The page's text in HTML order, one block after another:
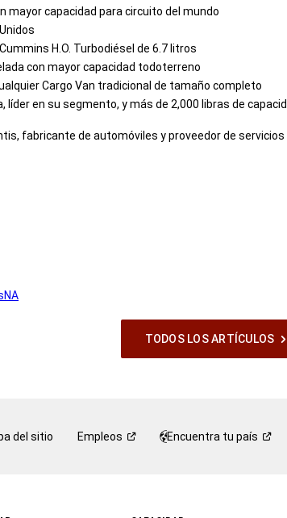
mayor capacidad para circuito del mundo
H.O. Turbodiésel de 6.7 litros
con mayor capacidad todoterreno
Cargo Van tradicional de tamaño completo
en su segmento, y más de 2,000 libras de
fabricante de automóviles y proveedor de
TODOS LOS ARTÍCULOS
del sitio Empleos Encuentra tu país